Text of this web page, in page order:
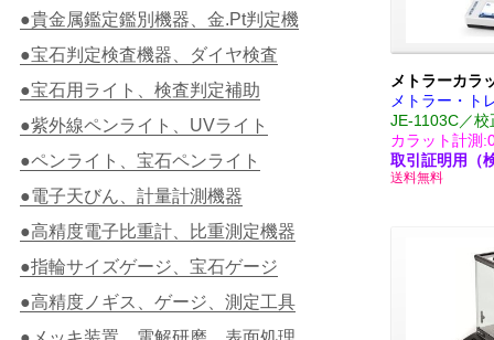
メトラーカラ
メトラー・ト
JE-1103C／
カラット計測
取引証明用（
送料無料
●貴金属鑑定鑑別機器、金.Pt判定機
●宝石判定検査機器、ダイヤ検査
●宝石用ライト、検査判定補助
●紫外線ペンライト、UVライト
●ペンライト、宝石ペンライト
●電子天びん、計量計測機器
●高精度電子比重計、比重測定機器
●指輪サイズゲージ、宝石ゲージ
●高精度ノギス、ゲージ、測定工具